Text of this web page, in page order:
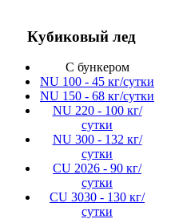
Кубиковый лед
C бункером
NU 100 - 45 кг/сутки
NU 150 - 68 кг/сутки
NU 220 - 100 кг/
сутки
NU 300 - 132 кг/
сутки
CU 2026 - 90 кг/
сутки
CU 3030 - 130 кг/
сутки